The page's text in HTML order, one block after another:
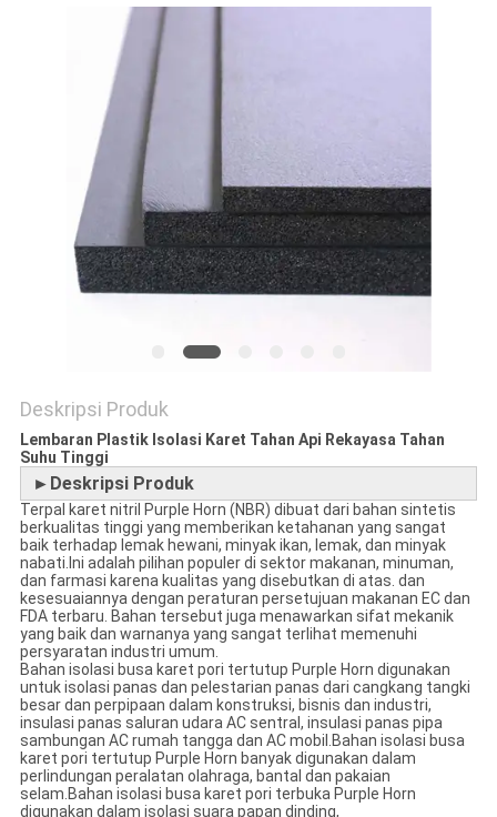
PRIVACY
Deskripsi Produk
Lembaran Plastik Isolasi Karet Tahan Api Rekayasa Tahan
Suhu Tinggi
►Deskripsi Produk
Terpal karet nitril Purple Horn (NBR) dibuat dari bahan sintetis
berkualitas tinggi yang memberikan ketahanan yang sangat
baik terhadap lemak hewani, minyak ikan, lemak, dan minyak
nabati.Ini adalah pilihan populer di sektor makanan, minuman,
dan farmasi karena kualitas yang disebutkan di atas. dan
kesesuaiannya dengan peraturan persetujuan makanan EC dan
FDA terbaru. Bahan tersebut juga menawarkan sifat mekanik
yang baik dan warnanya yang sangat terlihat memenuhi
persyaratan industri umum.
Bahan isolasi busa karet pori tertutup Purple Horn digunakan
untuk isolasi panas dan pelestarian panas dari cangkang tangki
besar dan perpipaan dalam konstruksi, bisnis dan industri,
insulasi panas saluran udara AC sentral, insulasi panas pipa
sambungan AC rumah tangga dan AC mobil.Bahan isolasi busa
karet pori tertutup Purple Horn banyak digunakan dalam
perlindungan peralatan olahraga, bantal dan pakaian
selam.Bahan isolasi busa karet pori terbuka Purple Horn
digunakan dalam isolasi suara papan dinding,